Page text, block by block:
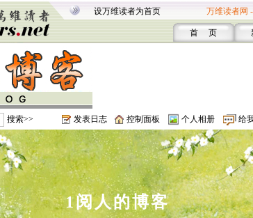
设万维读者为首页 万维读者网
首 页
搜索>> 发表日志 控制面板 个人相册 给
1阅人的博客